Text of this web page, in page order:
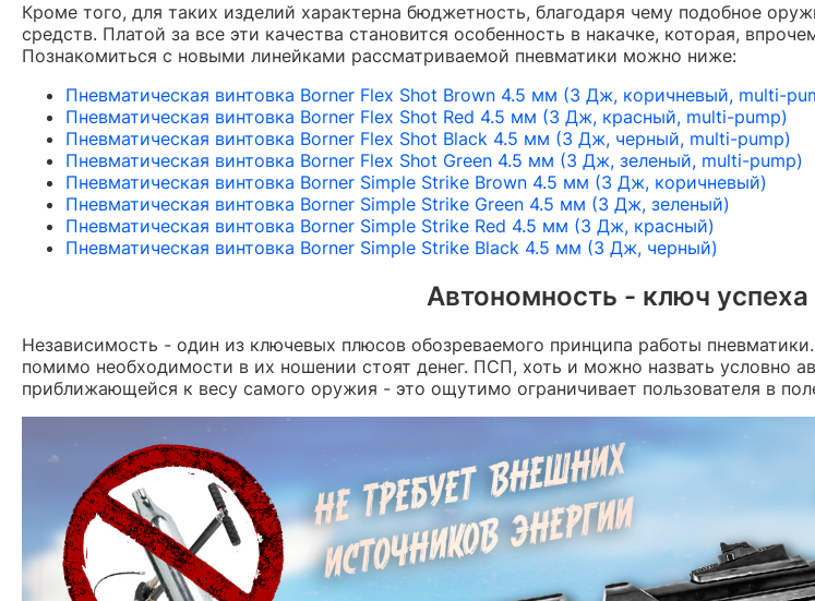
Кроме того, для таких изделий характерна бюджетность, благодаря чему подобное
средств. Платой за все эти качества становится особенность в накачке, которая,
Познакомиться с новыми линейками рассматриваемой пневматики можно ниже:
Пневматическая винтовка Borner Flex Shot Brown 4.5 мм (3 Дж, коричневый, multi-
Пневматическая винтовка Borner Flex Shot Red 4.5 мм (3 Дж, красный, multi-pump)
Пневматическая винтовка Borner Flex Shot Black 4.5 мм (3 Дж, черный, multi-pump)
Пневматическая винтовка Borner Flex Shot Green 4.5 мм (3 Дж, зеленый, multi-pump)
Пневматическая винтовка Borner Simple Strike Brown 4.5 мм (3 Дж, коричневый)
Пневматическая винтовка Borner Simple Strike Green 4.5 мм (3 Дж, зеленый)
Пневматическая винтовка Borner Simple Strike Red 4.5 мм (3 Дж, красный)
Пневматическая винтовка Borner Simple Strike Black 4.5 мм (3 Дж, черный)
Автономность - ключ
Независимость - один из ключевых плюсов обозреваемого принципа работы
помимо необходимости в их ношении стоят денег. ПСП, хоть и можно назвать условно
приближающейся к весу самого оружия - это ощутимо ограничивает пользователя в